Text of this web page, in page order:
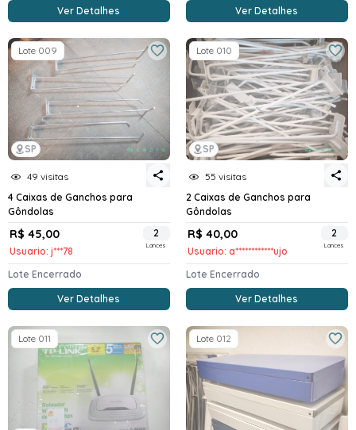
Ver Detalhes Ver Detalhes
SP
Lote 009
49 visitas
4 Caixas de Ganchos para
Gôndolas
R$ 45,00
Usuario: j***78
2
Lances
Lote Encerrado
Ver Detalhes
SP
Lote 010
55 visitas
2 Caixas de Ganchos para
Gôndolas
R$ 40,00
Usuario: a************ujo
2
Lances
Lote Encerrado
Ver Detalhes
Lote 011 Lote 012